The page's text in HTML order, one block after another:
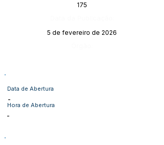
175
5 de fevereiro de 2026
Data de Abertura
-
Hora de Abertura
-